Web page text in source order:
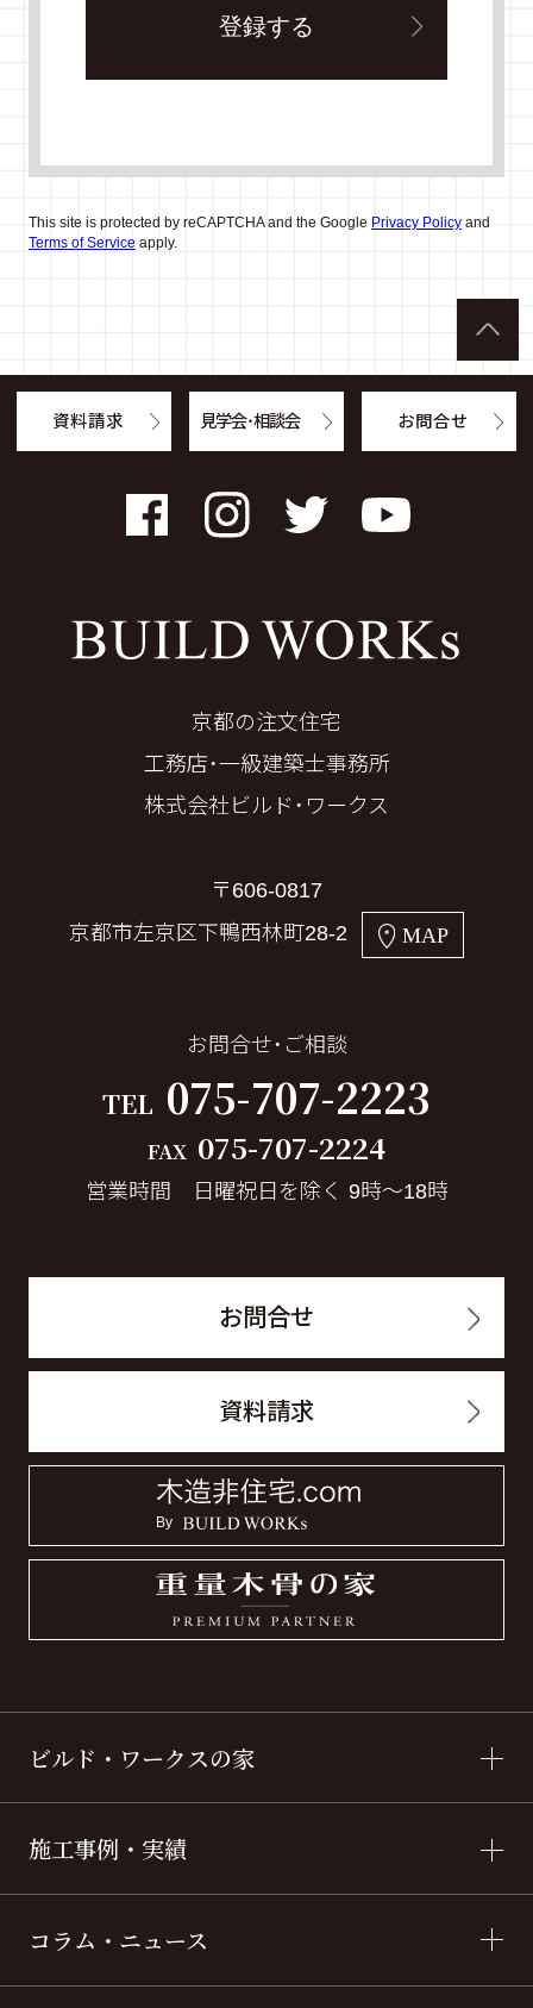
This site is protected by reCAPTCHA and the Google Privacy Policyand
Terms of Service apply.
FacebookInstagramTwitter YouTube
京都の注文住宅
工務店・一級建築士事務所
株式会社ビルド・ワークス
〒606-0817
京都市左京区下鴨西林町28-2
MAP
お問合せ・ご相談
TEL 075-707-2223
FAX 075-707-2224
営業時間 日曜祝日を除く 9時～18時
お問合せ
資料請求
ビルド・ワークスの家
施工事例・実績
コラム・ニュース
資料請求 見学会・相談会 お問合せ